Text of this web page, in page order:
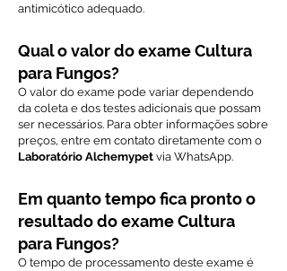
antimicótico adequado.
Qual o valor do exame Cultura
para Fungos?
O valor do exame pode variar dependendo
da coleta e dos testes adicionais que possam
ser necessários. Para obter informações sobre
preços, entre em contato diretamente com o
Laboratório Alchemypet via WhatsApp.
Em quanto tempo fica pronto o
resultado do exame Cultura
para Fungos?
O tempo de processamento deste exame é